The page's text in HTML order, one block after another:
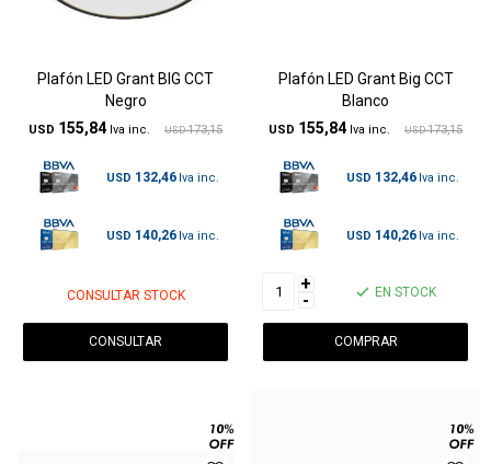
Plafón LED Grant BIG CCT
Negro
USD 155,84 USD 173,15
USD 132,46
USD 140,26
CONSULTAR STOCK
CONSULTAR
Plafón LED Grant Big CCT
Blanco
USD 155,84 USD 173,15
USD 132,46
USD 140,26
+
- EN STOCK